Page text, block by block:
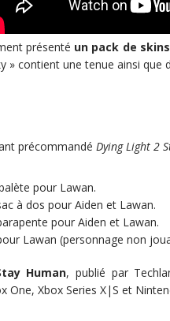
présenté un pack de
» contient une tenue ainsi que
précommandé Dying Light 2
pour Lawan.
à dos pour Aiden et Lawan.
pour Aiden et Lawan.
Lawan (personnage non
Human, publié par
One, Xbox Series X|S et